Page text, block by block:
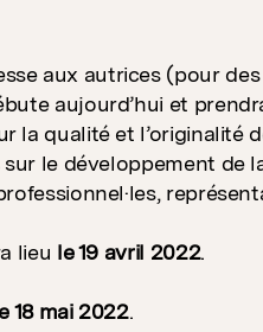
aux autrices (pour
aujourd’hui et
la qualité et l’originalité
le développement de
lieu le 19 avril 2022.
18 mai 2022.